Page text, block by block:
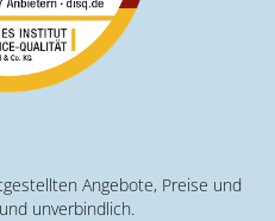
Angebote, Preise und
unverbindlich.